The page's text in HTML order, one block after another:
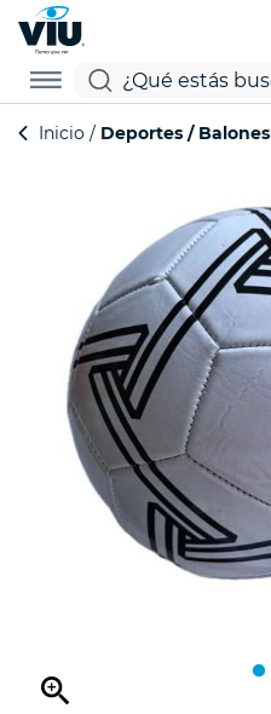
Inicio Deportes Balones
zoom_in